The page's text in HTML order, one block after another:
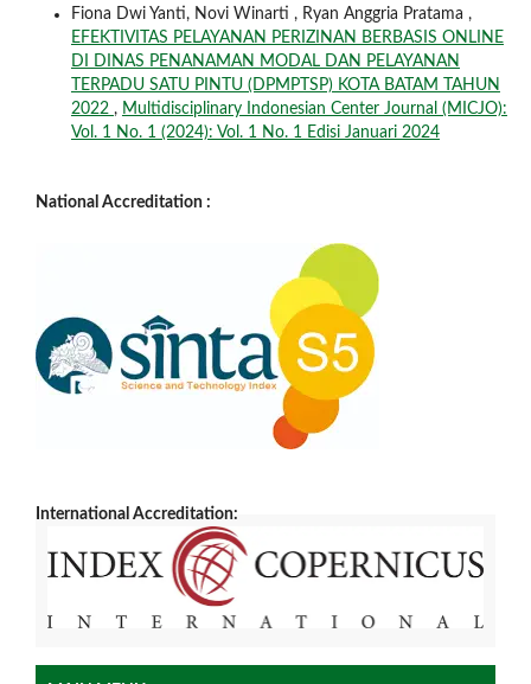
Fiona Dwi Yanti, Novi Winarti , Ryan Anggria Pratama ,
EFEKTIVITAS PELAYANAN PERIZINAN BERBASIS ONLINE
DI DINAS PENANAMAN MODAL DAN PELAYANAN
TERPADU SATU PINTU (DPMPTSP) KOTA BATAM TAHUN
2022 , Multidisciplinary Indonesian Center Journal (MICJO):
Vol. 1 No. 1 (2024): Vol. 1 No. 1 Edisi Januari 2024
National Accreditation :
International Accreditation: